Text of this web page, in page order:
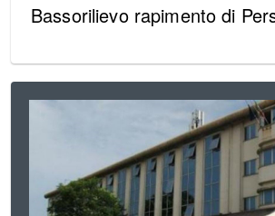
Bassorilievo rapimento di